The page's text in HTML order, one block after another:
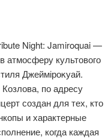
Night: Jamiroquai —
атмосферу культового
Джейміроκуай.
по адресу
создан для тех, кто
и характерные
когда каждая